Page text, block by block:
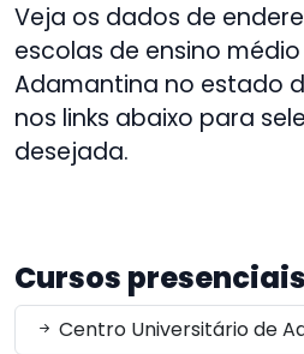
Veja os dados de
escolas de ensino
Adamantina no estado
nos links abaixo para
desejada.
Cursos presenciais
Centro Universitário de